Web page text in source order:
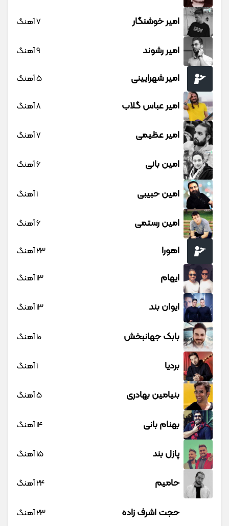
امیر خوشنگار 7 آهنگ
امیر رشوند 9 آهنگ
امیر شهرایینی 5 آهنگ
امیر عباس گلاب 8 آهنگ
امیر عظیمی 7 آهنگ
امین بانی 6 آهنگ
امین حبیبی 1 آهنگ
امین رستمی 6 آهنگ
اهورا 23 آهنگ
ایهام 13 آهنگ
ایوان بند 13 آهنگ
بابک جهانبخش 10 آهنگ
بردیا 1 آهنگ
بنیامین بهادری 5 آهنگ
بهنام بانی 14 آهنگ
پازل بند 15 آهنگ
حامیم 24 آهنگ
حجت اشرف زاده 23 آهنگ